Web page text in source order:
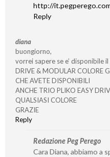
http://
Reply
diana
buongiorno,
vorrei sapere se e’ disponibile
DRIVE & MODULAR COLORE
CHE AVETE DISPONIBILI
ANCHE TRIO PLIKO EASY
QUALSIASI COLORE
GRAZIE
Reply
Redazione Peg Perego
Cara Diana, abbiamo a